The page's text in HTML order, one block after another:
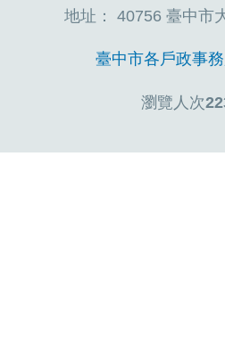
地址： 40756 臺中市
臺中市各戶政事
瀏覽人次